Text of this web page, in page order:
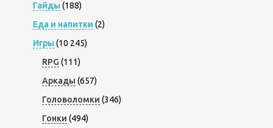
Гайды (188)
Еда и напитки (2)
Игры (10 245)
RPG (111)
Аркады (657)
Головоломки (346)
Гонки (494)